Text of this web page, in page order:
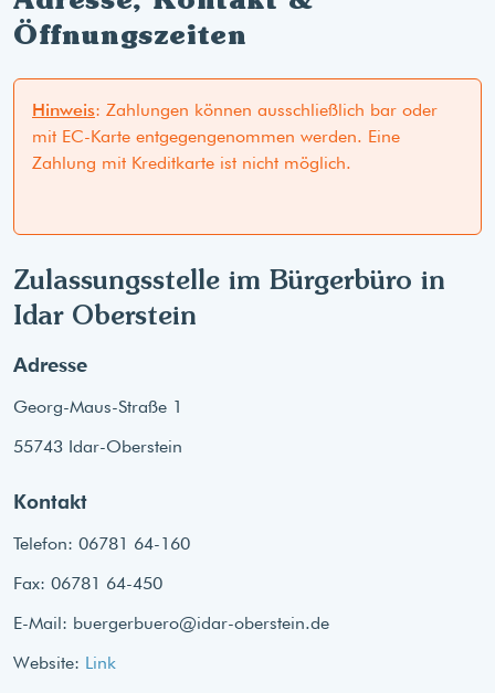
Öffnungszeiten
Hinweis: Zahlungen können ausschließlich bar oder
mit EC-Karte entgegengenommen werden. Eine
Zahlung mit Kreditkarte ist nicht möglich.
Zulassungsstelle im Bürgerbüro in
Idar Oberstein
Adresse
Georg-Maus-Straße 1
55743 Idar-Oberstein
Kontakt
Telefon: 06781 64-160
Fax: 06781 64-450
E-Mail: buergerbuero@idar-oberstein.de
Website: Link